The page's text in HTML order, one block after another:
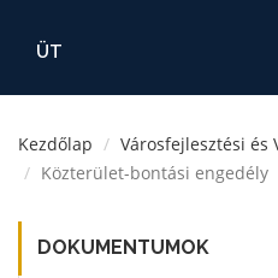
ÜT
Kezdőlap
Városfejlesztési és
Közterület-bontási engedély
DOKUMENTUMOK